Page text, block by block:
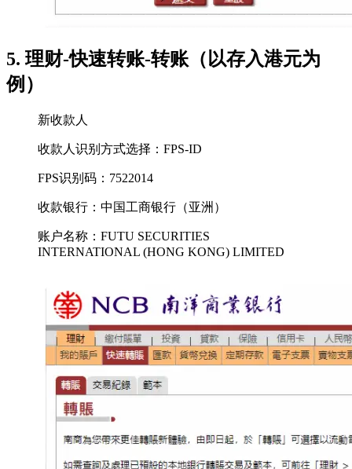
5. 理财-快速转账-转账（以存入港元为
例）
新收款人
收款人识别方式选择：FPS-ID
FPS识别码：7522014
收款银行：中国工商银行（亚洲）
账户名称：FUTU SECURITIES
INTERNATIONAL (HONG KONG) LIMITED